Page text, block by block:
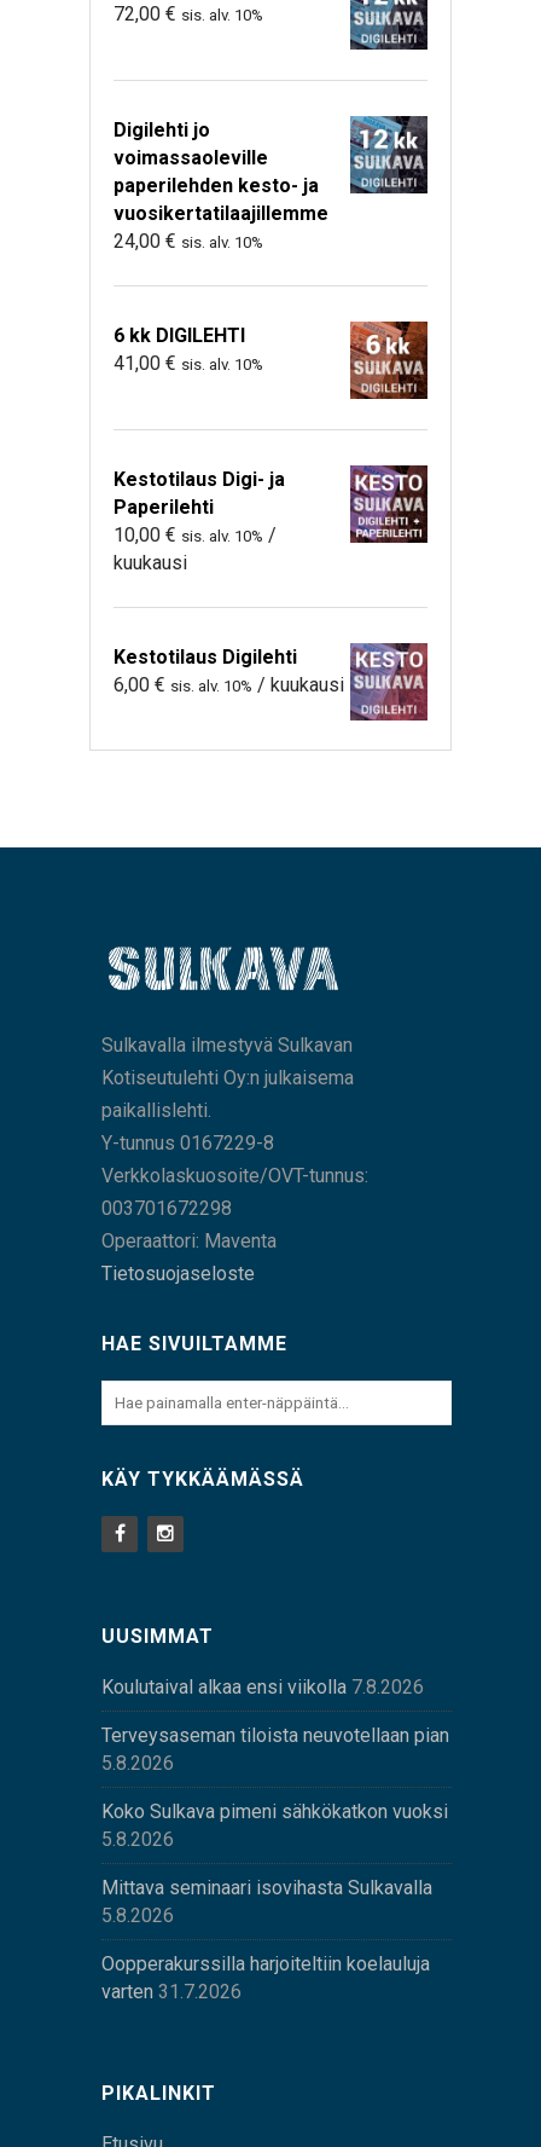
72,00 € sis. alv. 10%
Digilehti jo
voimassaoleville
paperilehden kesto- ja
vuosikertatilaajillemme
24,00 € sis. alv. 10%
6 kk DIGILEHTI
41,00 € sis. alv. 10%
Kestotilaus Digi- ja
Paperilehti
10,00 € sis. alv. 10% /
kuukausi
Kestotilaus Digilehti
6,00 € sis. alv. 10% / kuukausi
Sulkavalla ilmestyvä Sulkavan
Kotiseutulehti Oy:n julkaisema
paikallislehti.
Y-tunnus 0167229-8
Verkkolaskuosoite/OVT-tunnus:
003701672298
Operaattori: Maventa
Tietosuojaseloste
HAE SIVUILTAMME
KÄY TYKKÄÄMÄSSÄ
UUSIMMAT
Koulutaival alkaa ensi viikolla 7.8.2026
Terveysaseman tiloista neuvotellaan pian
5.8.2026
Koko Sulkava pimeni sähkökatkon vuoksi
5.8.2026
Mittava seminaari isovihasta Sulkavalla
5.8.2026
Oopperakurssilla harjoiteltiin koelauluja
varten 31.7.2026
PIKALINKIT